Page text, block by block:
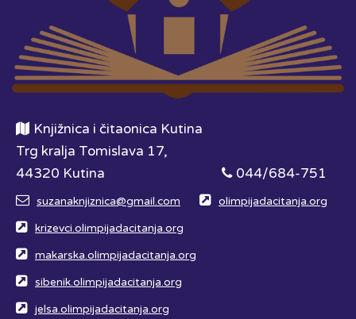
Knjižnica i čitaonica Kutina
Trg kralja Tomislava 17,
44320 Kutina
044/684-751
suzanaknjiznica@gmail.com olimpijadacitanja.org
krizevci.olimpijadacitanja.org
makarska.olimpijadacitanja.org
sibenik.olimpijadacitanja.org
jelsa.olimpijadacitanja.org